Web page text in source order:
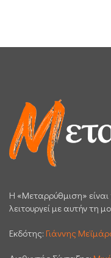
H «Μεταρρύθμιση»
λειτουργεί με αυτήν τη
Εκδότης: Γιάννης